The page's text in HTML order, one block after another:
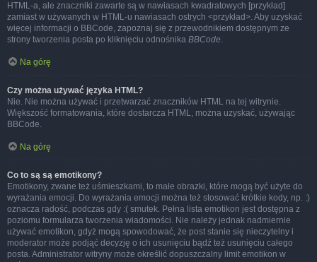
HTML-a, ale znaczniki zawarte są w nawiasach kwadratowych [przykład]
zamiast w używanych w HTML-u nawiasach ostrych <przykład>. Aby uzyskać
więcej informacji o BBCode, zapoznaj się z przewodnikiem dostępnym ze
strony tworzenia posta po kliknięciu odnośnika BBCode.
Na górę
Czy można używać języka HTML?
Nie. Nie można używać i przetwarzać znaczników HTML na tej witrynie.
Większość formatowania, które dostarcza HTML, można uzyskać, używając
BBCode.
Na górę
Co to są są emotikony?
Emotikony, zwane też uśmieszkami, to małe obrazki, które mogą być użyte do
wyrażania emocji. Do wyrażania emocji można też stosować krótkie kody, np. :)
oznacza radość, podczas gdy :( smutek. Pełna lista emotikon jest dostępna z
poziomu formularza tworzenia wiadomości. Nie należy jednak nadmiernie
używać emotikon, gdyż mogą spowodować, że post stanie się nieczytelny i
moderator może podjąć decyzję o ich usunięciu bądź też usunięciu całego
posta. Administrator witryny może określić dopuszczalny limit emotikon w